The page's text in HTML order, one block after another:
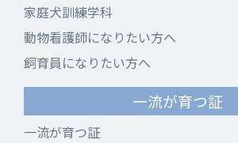
家庭犬訓練学科
動物看護師になりたい方へ
飼育員になりたい方へ
一流が育つ証
一流が育つ証